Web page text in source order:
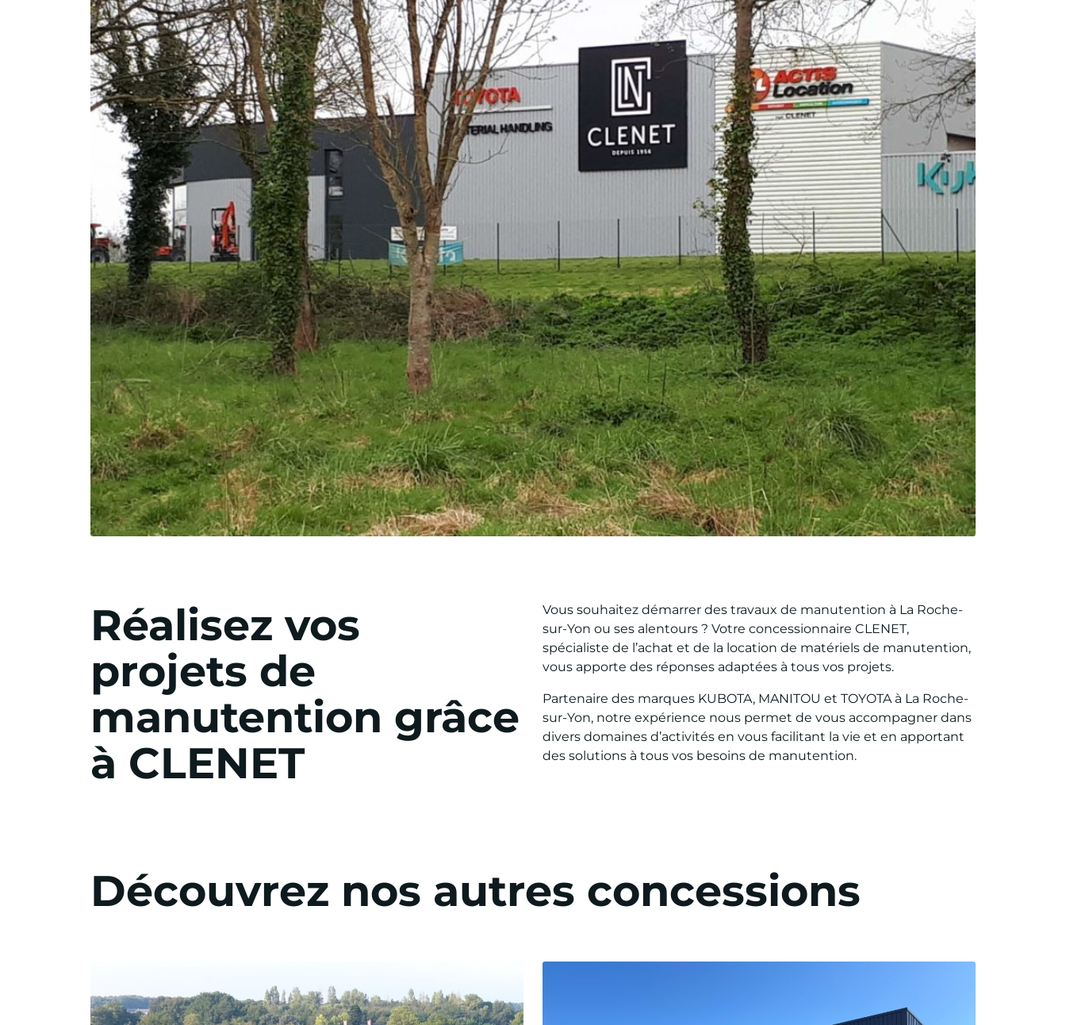
Réalisez vos
projets de
manutention grâce
à CLENET
Vous souhaitez démarrer des travaux de manutention à La Roche-
sur-Yon ou ses alentours ? Votre concessionnaire CLENET,
spécialiste de l’achat et de la location de matériels de manutention,
vous apporte des réponses adaptées à tous vos projets.
Partenaire des marques KUBOTA, MANITOU et TOYOTA à La Roche-
sur-Yon, notre expérience nous permet de vous accompagner dans
divers domaines d’activités en vous facilitant la vie et en apportant
des solutions à tous vos besoins de manutention.
Découvrez nos autres concessions